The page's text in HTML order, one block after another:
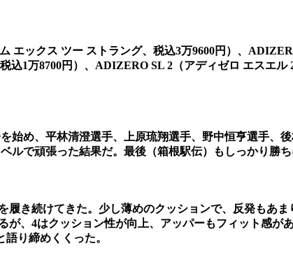
エックス ツー ストラング、税込3万9600円）、
込1万8700円）、ADIZERO SL 2（アディゼロ エスエ
始め、平林清澄選手、上原琉翔選手、野中恒亨選手、
ルで頑張った結果だ。最後（箱根駅伝）もしっかり勝ち
き続けてきた。少し薄めのクッションで、反発もあ
が、4はクッション性が向上、アッパーもフィット感
り締めくくった。